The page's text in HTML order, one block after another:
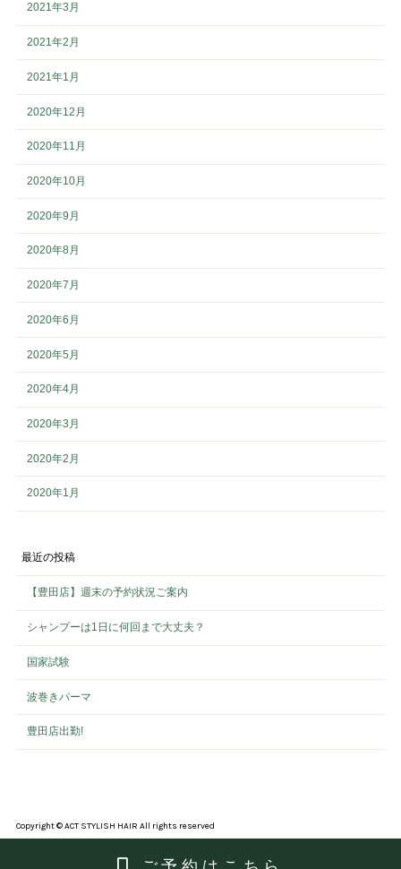
2021年3月
2021年2月
2021年1月
2020年12月
2020年11月
2020年10月
2020年9月
2020年8月
2020年7月
2020年6月
2020年5月
2020年4月
2020年3月
2020年2月
2020年1月
最近の投稿
【豊田店】週末の予約状況ご案内
シャンプーは1日に何回まで大丈夫？
国家試験
波巻きパーマ
豊田店出勤!
Copyright © ACT STYLISH HAIR All rights reserved